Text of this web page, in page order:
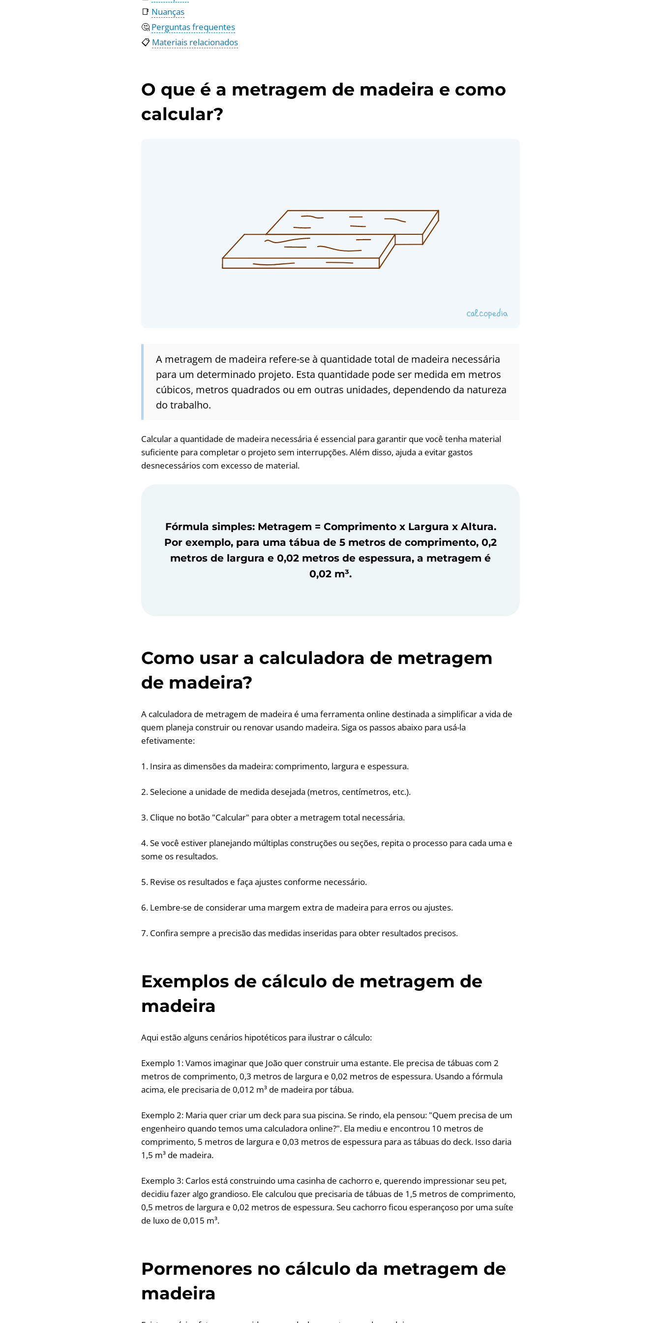
📑 Nuanças
🤔 Perguntas frequentes
📋 Materiais relacionados
O que é a metragem de madeira e como
calcular?
A metragem de madeira refere-se à quantidade total de madeira necessária
para um determinado projeto. Esta quantidade pode ser medida em metros
cúbicos, metros quadrados ou em outras unidades, dependendo da natureza
do trabalho.
Calcular a quantidade de madeira necessária é essencial para garantir que você tenha material
suficiente para completar o projeto sem interrupções. Além disso, ajuda a evitar gastos
desnecessários com excesso de material.
Fórmula simples: Metragem = Comprimento x Largura x Altura.
Por exemplo, para uma tábua de 5 metros de comprimento, 0,2
metros de largura e 0,02 metros de espessura, a metragem é
0,02 m³.
Como usar a calculadora de metragem
de madeira?
A calculadora de metragem de madeira é uma ferramenta online destinada a simplificar a vida de
quem planeja construir ou renovar usando madeira. Siga os passos abaixo para usá-la
efetivamente:
1. Insira as dimensões da madeira: comprimento, largura e espessura.
2. Selecione a unidade de medida desejada (metros, centímetros, etc.).
3. Clique no botão "Calcular" para obter a metragem total necessária.
4. Se você estiver planejando múltiplas construções ou seções, repita o processo para cada uma e
some os resultados.
5. Revise os resultados e faça ajustes conforme necessário.
6. Lembre-se de considerar uma margem extra de madeira para erros ou ajustes.
7. Confira sempre a precisão das medidas inseridas para obter resultados precisos.
Exemplos de cálculo de metragem de
madeira
Aqui estão alguns cenários hipotéticos para ilustrar o cálculo:
Exemplo 1: Vamos imaginar que João quer construir uma estante. Ele precisa de tábuas com 2
metros de comprimento, 0,3 metros de largura e 0,02 metros de espessura. Usando a fórmula
acima, ele precisaria de 0,012 m³ de madeira por tábua.
Exemplo 2: Maria quer criar um deck para sua piscina. Se rindo, ela pensou: "Quem precisa de um
engenheiro quando temos uma calculadora online?". Ela mediu e encontrou 10 metros de
comprimento, 5 metros de largura e 0,03 metros de espessura para as tábuas do deck. Isso daria
1,5 m³ de madeira.
Exemplo 3: Carlos está construindo uma casinha de cachorro e, querendo impressionar seu pet,
decidiu fazer algo grandioso. Ele calculou que precisaria de tábuas de 1,5 metros de comprimento,
0,5 metros de largura e 0,02 metros de espessura. Seu cachorro ficou esperançoso por uma suíte
de luxo de 0,015 m³.
Pormenores no cálculo da metragem de
madeira